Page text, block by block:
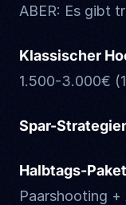
ABER: Es gibt
Klassischer
1.500-3.000€
Spar-
Halbtags-
Paarshooting